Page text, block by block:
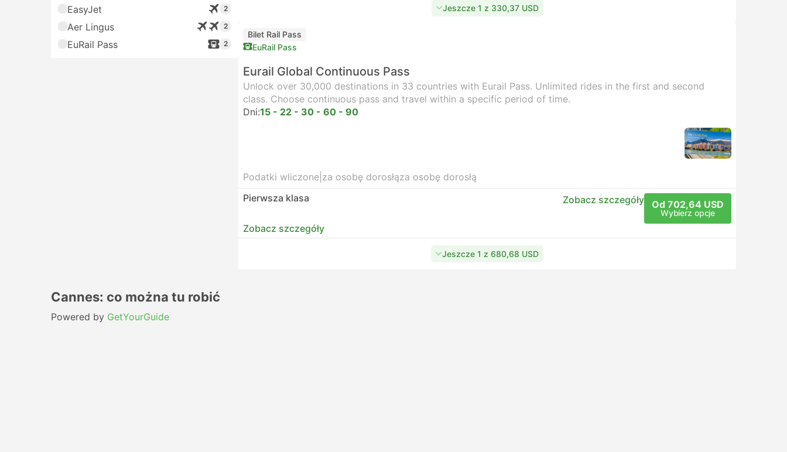
EasyJet
2
Aer Lingus 2
EuRail Pass 2
Jeszcze 1 z 330,37 USD
Bilet Rail Pass
EuRail Pass
Eurail Global Continuous Pass
Unlock over 30,000 destinations in 33 countries with Eurail Pass. Unlimited rides in the first and second
class. Choose continuous pass and travel within a specific period of time.
Dni:15 - 22 - 30 - 60 - 90
Podatki wliczone za osobę dorosłąza osobę dorosłą
Pierwsza klasa
Zobacz szczegóły Od 702,64 USD
Wybierz opcje
Zobacz szczegóły
Jeszcze 1 z 680,68 USD
Cannes: co można tu robić
Powered by GetYourGuide